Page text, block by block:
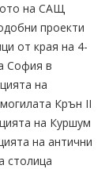
на САЩ
проекти
от края на 4-
София в
на
Крън II
на Куршум
на антични
столица